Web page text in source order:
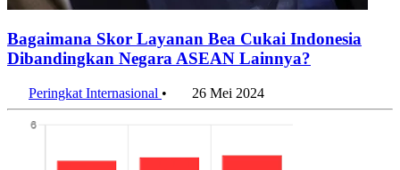
Bagaimana Skor Layanan Bea Cukai Indonesia
Dibandingkan Negara ASEAN Lainnya?
Peringkat Internasional • 26 Mei 2024